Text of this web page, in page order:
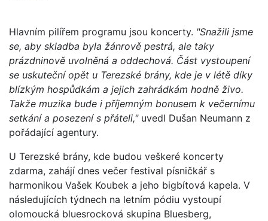
Hlavním pilířem programu jsou koncerty. "Snažili jsme
se, aby skladba byla žánrově pestrá, ale taky
prázdninově uvolněná a oddechová. Část vystoupení
se uskuteční opět u Terezské brány, kde je v létě díky
blízkým hospůdkám a jejich zahrádkám hodně živo.
Takže muzika bude i příjemným bonusem k večernímu
setkání a posezení s přáteli," uvedl Dušan Neumann z
pořádající agentury.
U Terezské brány, kde budou veškeré koncerty
zdarma, zahájí dnes večer festival písničkář s
harmonikou Vašek Koubek a jeho bigbítová kapela. V
následujících týdnech na letním pódiu vystoupí
olomoucká bluesrocková skupina Bluesberg,